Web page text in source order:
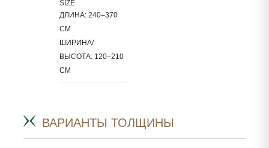
SIZE
ДЛИНА: 240–370
СМ
ШИРИНА/
ВЫСОТА: 120–210
СМ
ВАРИАНТЫ ТОЛЩИНЫ